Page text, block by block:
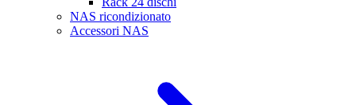
NAS ricondizionato
Accessori NAS